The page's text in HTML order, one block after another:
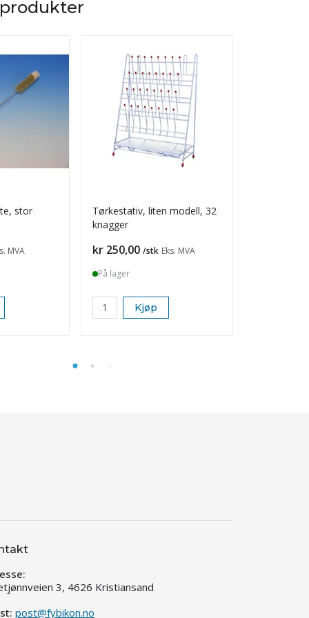
stor
MVA
Tørkestativ, liten modell, 32
knagger
Pris
kr 250,00 /stk Eks. MVA
På lager
Kjøp
3, 4626 Kristiansand
post@fybikon.no